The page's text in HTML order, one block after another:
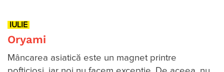
IULIE
Oryami
Mâncarea asiatică este un magnet printre